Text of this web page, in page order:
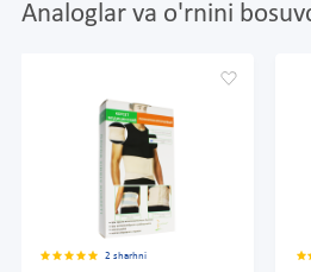
Analoglar va o'rnini
2 sharhni